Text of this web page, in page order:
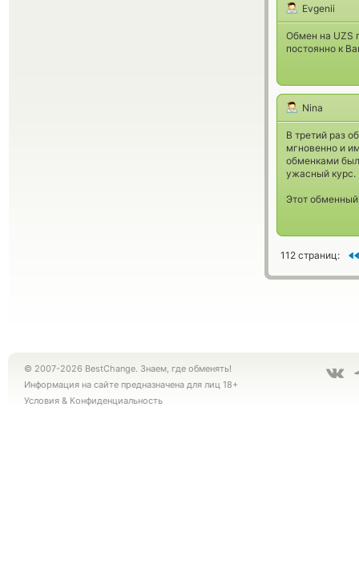
Evgenii
Обмен на UZS
постоянно к
Nina
В третий раз
мгновенно и
обменками
ужасный курс.
Этот
112 страниц:
© 2007-2026 BestChange. Знаем, где обменять!
Информация на сайте предназначена для лиц 18+
Условия & Конфиденциальность